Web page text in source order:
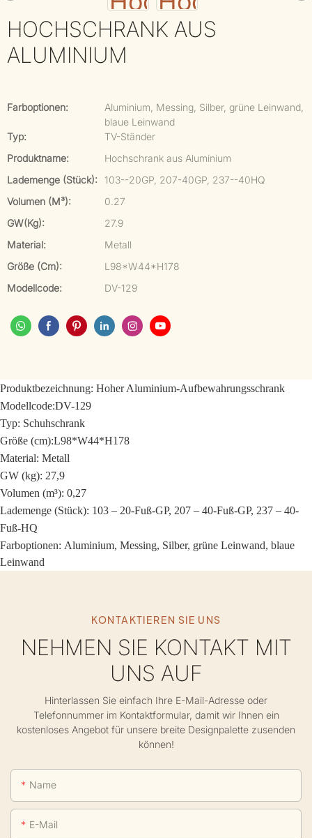
HOCHSCHRANK AUS
ALUMINIUM
Farboptionen:
Aluminium, Messing, Silber, grüne Leinwand,
blaue Leinwand
Typ:
TV-Ständer
Produktname:
Hochschrank aus Aluminium
Lademenge (Stück):
103--20GP, 207-40GP, 237--40HQ
Volumen (m³):
0.27
GW(kg):
27.9
Material:
Metall
Größe (cm):
L98*W44*H178
Modellcode:
DV-129
Produktbezeichnung: Hoher Aluminium-Aufbewahrungsschrank
Modellcode:DV-129
Typ: Schuhschrank
Größe (cm):L98*W44*H178
Material: Metall
GW (kg): 27,9
Volumen (m³): 0,27
Lademenge (Stück): 103 – 20-Fuß-GP, 207 – 40-Fuß-GP, 237 – 40-
Fuß-HQ
Farboptionen: Aluminium, Messing, Silber, grüne Leinwand, blaue
Leinwand
KONTAKTIEREN SIE UNS
NEHMEN SIE KONTAKT MIT
UNS AUF
Hinterlassen Sie einfach Ihre E-Mail-Adresse oder
Telefonnummer im Kontaktformular, damit wir Ihnen ein
kostenloses Angebot für unsere breite Designpalette zusenden
können!
Name
E-Mail